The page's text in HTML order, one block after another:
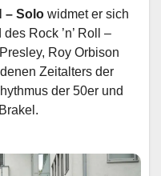
– Solo widmet er sich
Rock ’n’ Roll –
Roy Orbison
Zeitalters der
der 50er und